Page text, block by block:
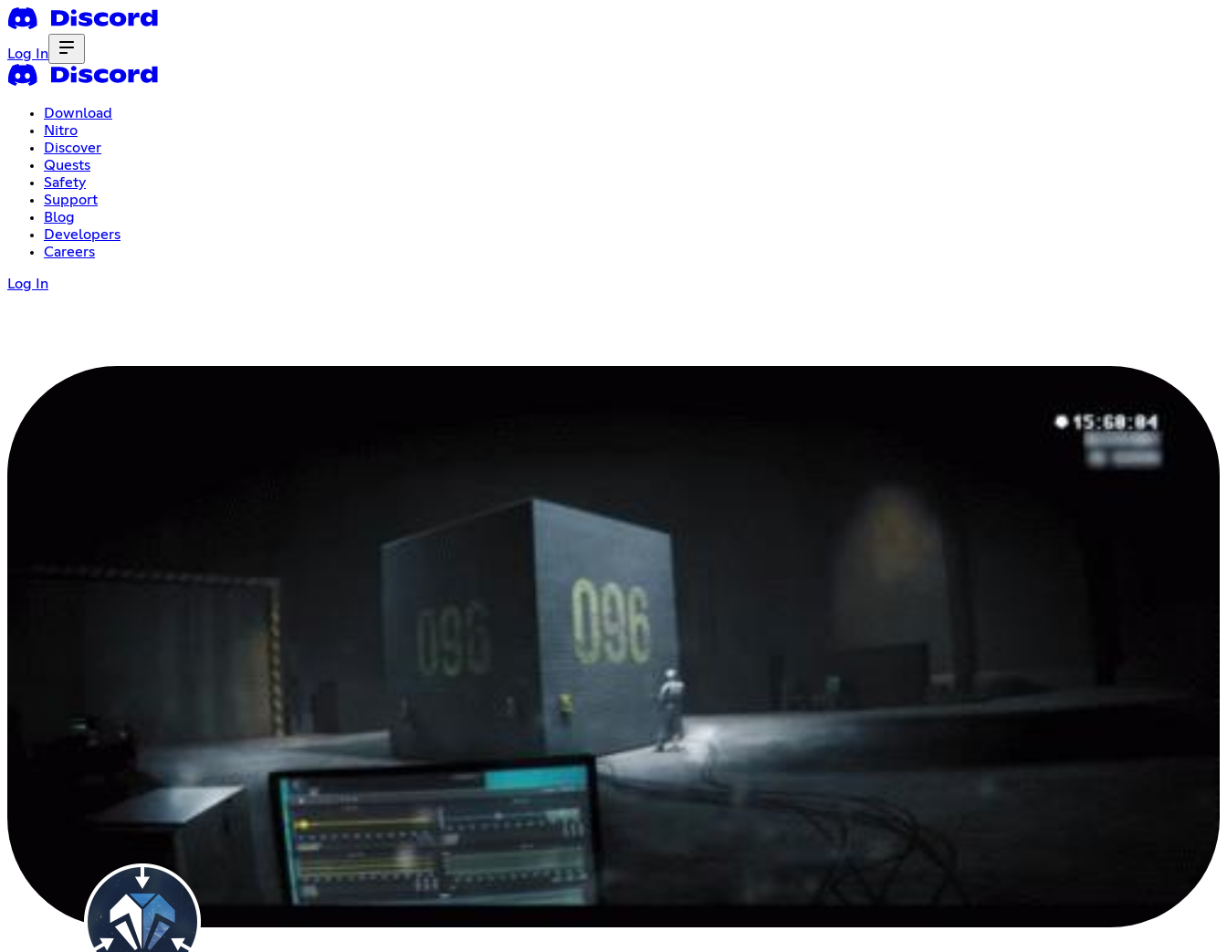
Log In
Download
Nitro
Discover
Quests
Safety
Support
Blog
Developers
Careers
Log In